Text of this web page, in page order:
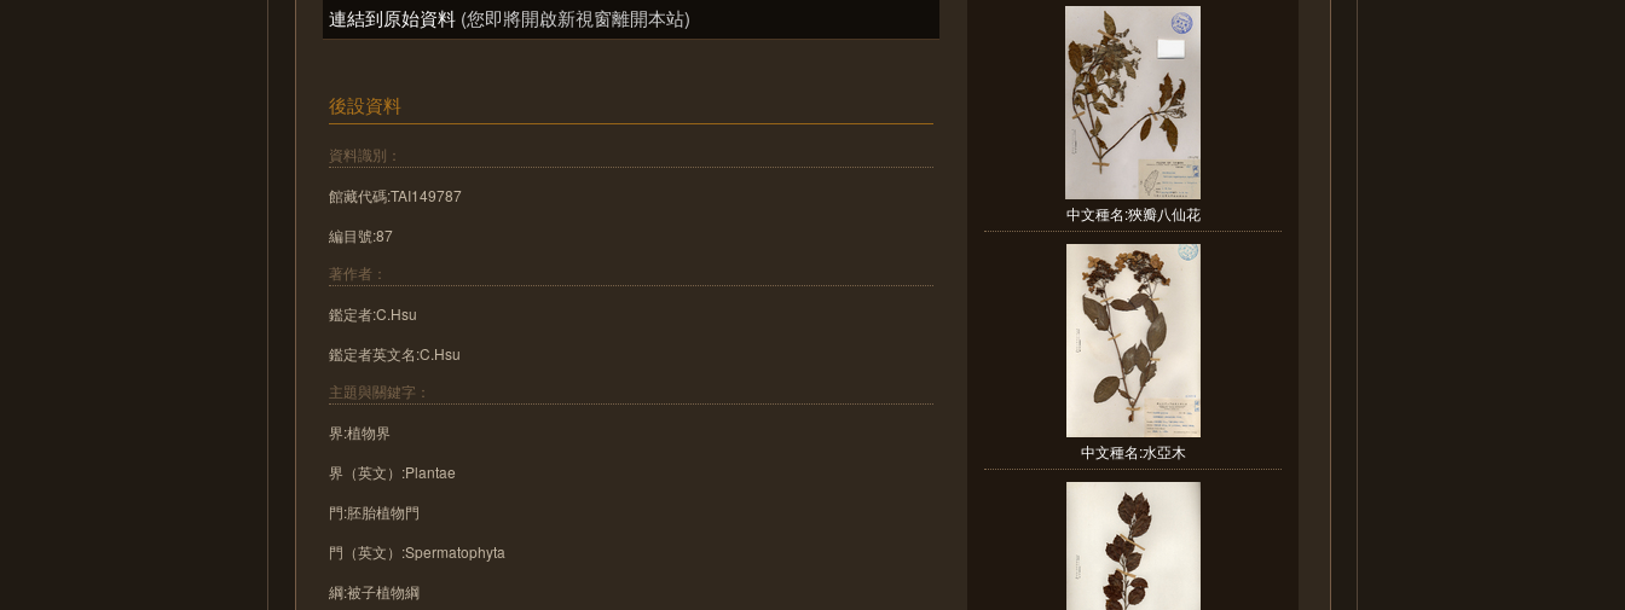
連結到原始資料 (您即將開啟新視窗離開本站)
後設資料
資料識別：
館藏代碼:TAI149787
編目號:87
著作者：
鑑定者:C.Hsu
鑑定者英文名:C.Hsu
主題與關鍵字：
界:植物界
界（英文）:Plantae
門:胚胎植物門
門（英文）:Spermatophyta
綱:被子植物綱
中文種名:狹瓣八仙花
中文種名:水亞木